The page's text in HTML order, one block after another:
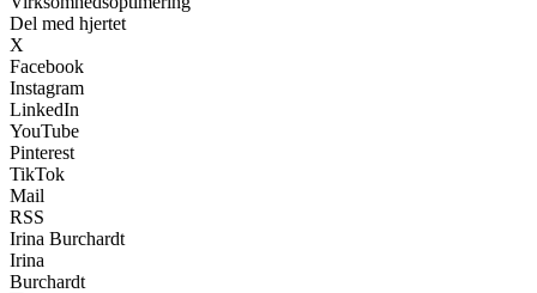
Del med hjertet
X
Facebook
Instagram
LinkedIn
YouTube
Pinterest
TikTok
Mail
RSS
Irina Burchardt
Irina
Burchardt